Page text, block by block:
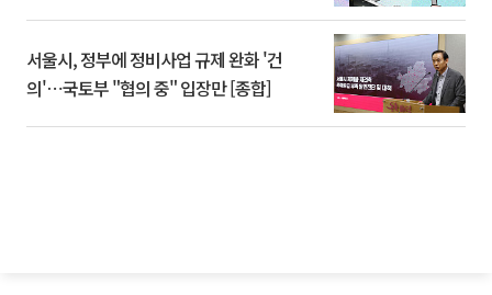
서울시, 정부에 정비사업 규제 완화 '건
의'⋯국토부 "협의 중" 입장만 [종합]